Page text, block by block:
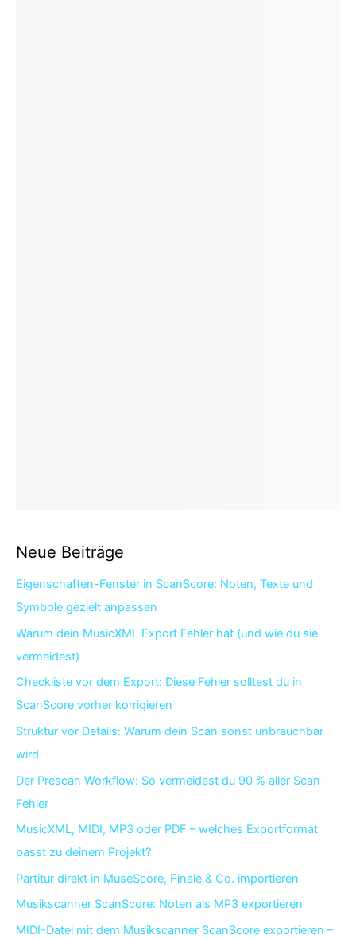
Neue Beiträge
Eigenschaften-Fenster in ScanScore: Noten, Texte und
Symbole gezielt anpassen
Warum dein MusicXML Export Fehler hat (und wie du sie
vermeidest)
Checkliste vor dem Export: Diese Fehler solltest du in
ScanScore vorher korrigieren
Struktur vor Details: Warum dein Scan sonst unbrauchbar
wird
Der Prescan Workflow: So vermeidest du 90 % aller Scan-
Fehler
MusicXML, MIDI, MP3 oder PDF – welches Exportformat
passt zu deinem Projekt?
Partitur direkt in MuseScore, Finale & Co. importieren
Musikscanner ScanScore: Noten als MP3 exportieren
MIDI-Datei mit dem Musikscanner ScanScore exportieren –